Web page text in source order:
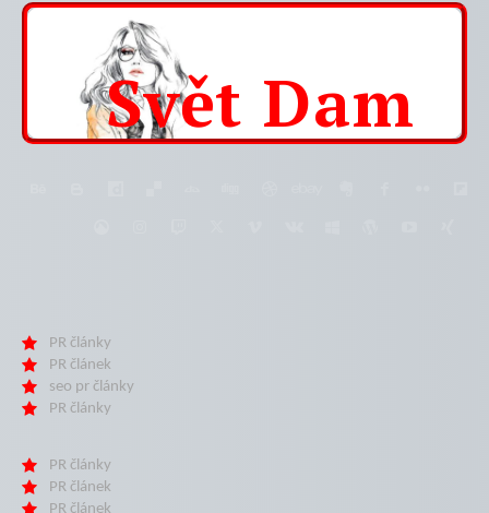
Svět Dam
PR články
PR článek
seo pr články
PR články
PR články
PR článek
PR článek